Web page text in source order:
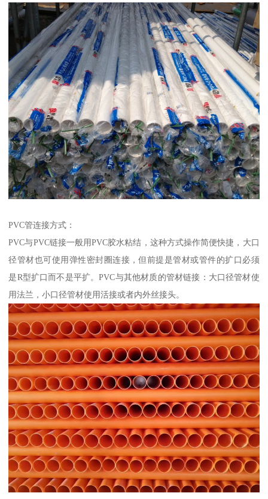
PVC管连接方式：
PVC与PVC链接一般用PVC胶水粘结，这种方式操作简便快捷，大口
径管材也可使用弹性密封圈连接，但前提是管材或管件的扩口必须
是R型扩口而不是平扩。PVC与其他材质的管材链接：大口径管材使
用法兰，小口径管材使用活接或者内外丝接头。